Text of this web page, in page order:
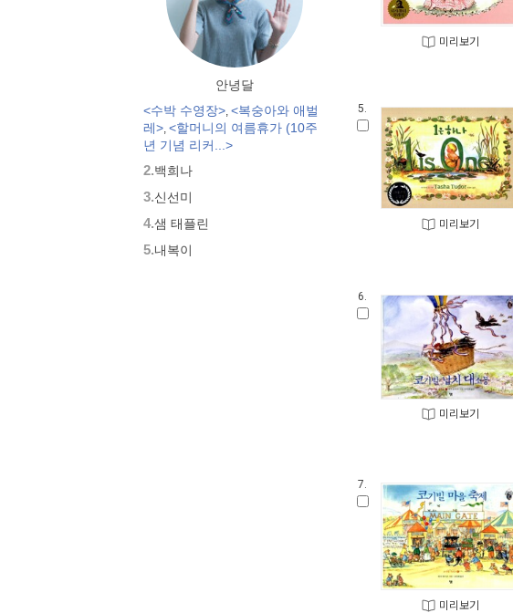
그림책은 내 친구
미래그림책
비룡소 전래동화
도토리 계절 그림책
옛이야기 그림책 까치호랑이
모두가 친구
벨 이마주
네버랜드 우리 걸작 그림책
비룡소 아기 그림책
세밀화로 그린 보리 아기그림책
붙여도 붙여도 스티커왕
국시꼬랭이 동네
안녕달
<수박 수영장>, <복숭아와 애벌
레>, <할머니의 여름휴가 (10주
년 기념 리커...>
2.백희나
3.신선미
4.샘 태플린
5.내복이
미리보기
5.
미리보기
6.
미리보기
7.
미리보기